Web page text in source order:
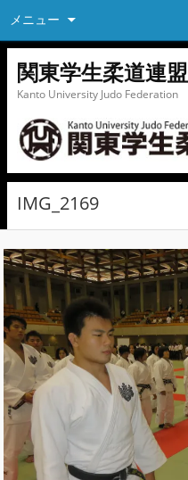
メニュー
関東学生柔道連盟
Kanto University Judo Federation
IMG_2169